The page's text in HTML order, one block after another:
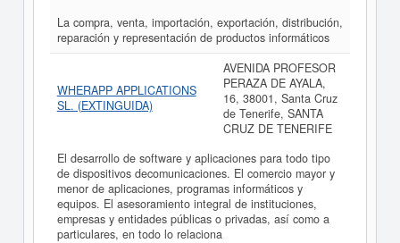
La compra, venta, importación, exportación, distribución,
reparación y representación de productos informáticos
WHERAPP APPLICATIONS
SL. (EXTINGUIDA)
AVENIDA PROFESOR
PERAZA DE AYALA,
16, 38001, Santa Cruz
de Tenerife, SANTA
CRUZ DE TENERIFE
El desarrollo de software y aplicaciones para todo tipo
de dispositivos decomunicaciones. El comercio mayor y
menor de aplicaciones, programas informáticos y
equipos. El asesoramiento integral de instituciones,
empresas y entidades públicas o privadas, así como a
particulares, en todo lo relaciona